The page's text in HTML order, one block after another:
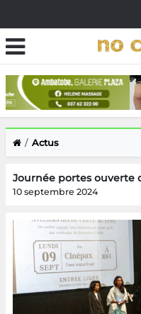
Actus
Journée portes ouverte
10 septembre 2024